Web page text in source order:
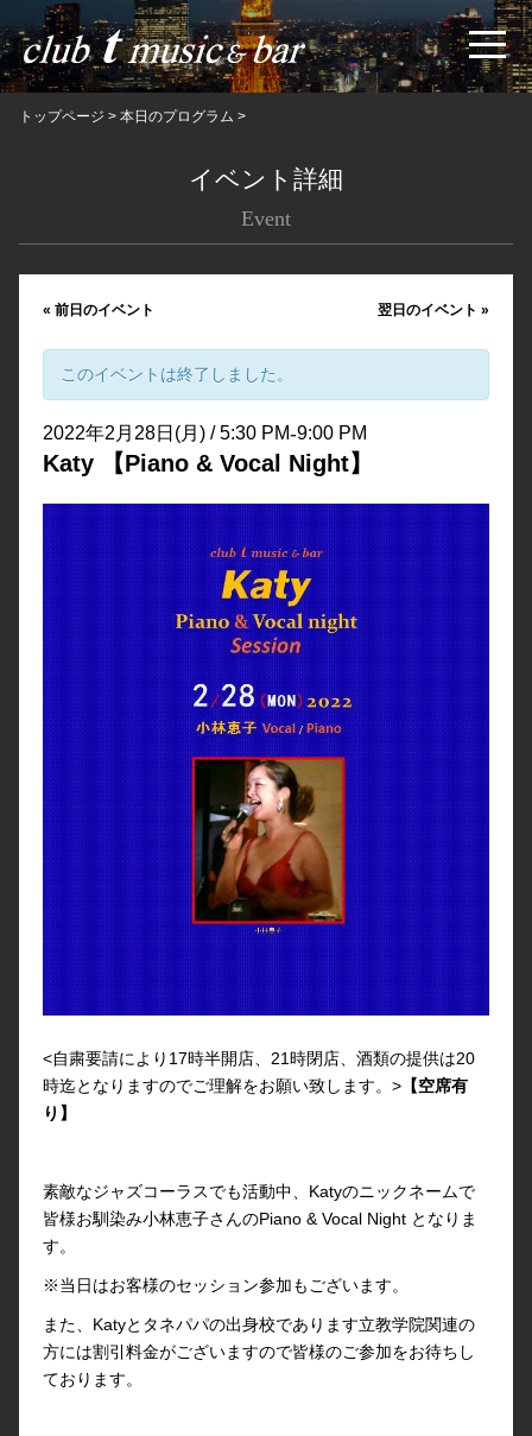
トップページ > 本日のプログラム >
イベント詳細
Event
« 前日のイベント 翌日のイベント»
このイベントは終了しました。
2022年2月28日(月) / 5:30 PM-9:00 PM
Katy 【Piano & Vocal Night】
<自粛要請により17時半開店、21時閉店、酒類の提供は20
時迄となりますのでご理解をお願い致します。>【空席有
り】
素敵なジャズコーラスでも活動中、Katyのニックネームで
皆様お馴染み小林恵子さんのPiano & Vocal Night となりま
す。
※当日はお客様のセッション参加もございます。
また、Katyとタネパパの出身校であります立教学院関連の
方には割引料金がございますので皆様のご参加をお待ちし
ております。